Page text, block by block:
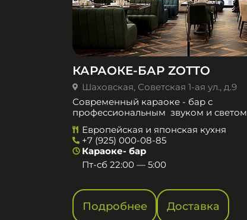
КАРАОКЕ-БАР ZOTTO
Шаховская, Советская 1-ая ул., д.9
Современный караоке - бар с
профессиональным звуком и светом
Европейская и японская кухня
+7 (925) 000-08-85
Караоке- бар
Пт-сб 22:00 — 5:00
Подробнее Доставка